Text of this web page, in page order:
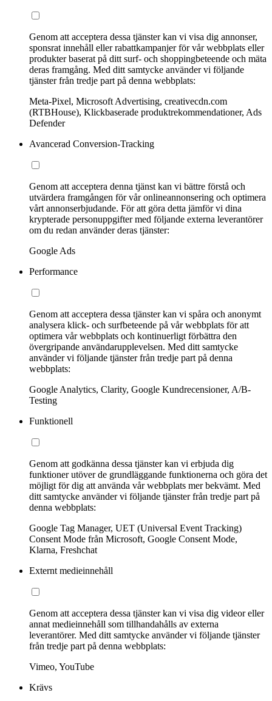
Genom att acceptera dessa tjänster kan vi visa dig annonser,
sponsrat innehåll eller rabattkampanjer för vår webbplats eller
produkter baserat på ditt surf- och shoppingbeteende och mäta
deras framgång. Med ditt samtycke använder vi följande
tjänster från tredje part på denna webbplats:
Meta-Pixel, Microsoft Advertising, creativecdn.com
(RTBHouse), Klickbaserade produktrekommendationer, Ads
Defender
Avancerad Conversion-Tracking
Genom att acceptera denna tjänst kan vi bättre förstå och
utvärdera framgången för vår onlineannonsering och optimera
vårt annonserbjudande. För att göra detta jämför vi dina
krypterade personuppgifter med följande externa leverantörer
om du redan använder deras tjänster:
Google Ads
Performance
Genom att acceptera dessa tjänster kan vi spåra och anonymt
analysera klick- och surfbeteende på vår webbplats för att
optimera vår webbplats och kontinuerligt förbättra den
övergripande användarupplevelsen. Med ditt samtycke
använder vi följande tjänster från tredje part på denna
webbplats:
Google Analytics, Clarity, Google Kundrecensioner, A/B-
Testing
Funktionell
Genom att godkänna dessa tjänster kan vi erbjuda dig
funktioner utöver de grundläggande funktionerna och göra det
möjligt för dig att använda vår webbplats mer bekvämt. Med
ditt samtycke använder vi följande tjänster från tredje part på
denna webbplats:
Google Tag Manager, UET (Universal Event Tracking)
Consent Mode från Microsoft, Google Consent Mode,
Klarna, Freshchat
Externt medieinnehåll
Genom att acceptera dessa tjänster kan vi visa dig videor eller
annat medieinnehåll som tillhandahålls av externa
leverantörer. Med ditt samtycke använder vi följande tjänster
från tredje part på denna webbplats:
Vimeo, YouTube
Krävs